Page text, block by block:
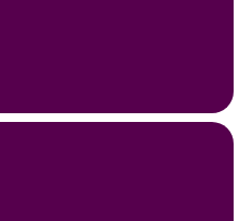
wie Sie diese Möglichkeit